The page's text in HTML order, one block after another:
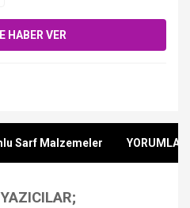
HABER VER
Sarf Malzemeler YORUMLAR